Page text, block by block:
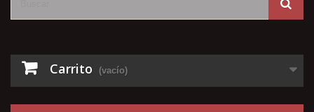
Carrito (vacío)